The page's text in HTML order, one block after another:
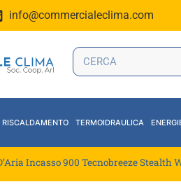
info@commercialeclima.com
RISCALDAMENTO TERMOIDRAULICA
Incasso 900 Tecnobreeze Stealth